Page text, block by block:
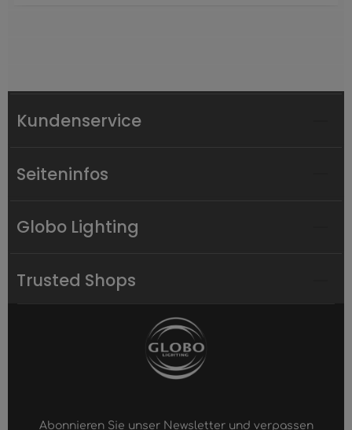
Kundenservice
Seiteninfos
Globo Lighting
Trusted Shops
Abonnieren Sie unser Newsletter und verpassen